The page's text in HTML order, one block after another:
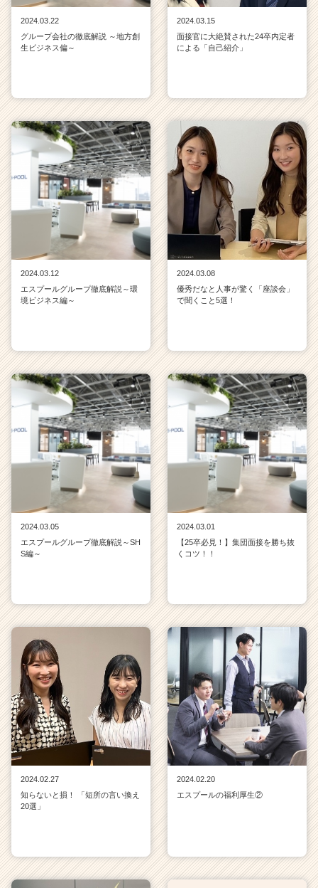
2024.03.22
グループ会社の徹底解説 ～地方創
生ビジネス偏～
2024.03.15
面接官に大絶賛された24卒内定者
による「自己紹介」
2024.03.12
エスプールグループ徹底解説～環
境ビジネス編～
2024.03.08
優秀だなと人事が驚く「座談会」
で聞くこと5選！
2024.03.05
エスプールグループ徹底解説～SH
S編～
2024.03.01
【25卒必見！】集団面接を勝ち抜
くコツ！！
2024.02.27
知らないと損！ 「短所の言い換え
20選」
2024.02.20
エスプールの福利厚生②